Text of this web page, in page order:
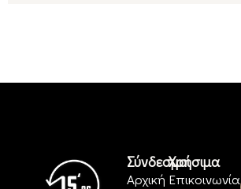
Σύνδεσμοι
Αρχική
Χρήσιμα
Επικοινωνία